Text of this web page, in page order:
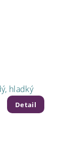
hladký
Detail